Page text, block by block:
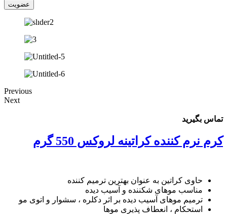
Previous
Next
تماس بگیرید
کرم نرم کننده کراتینه لروکس 550 گرم
حاوی کراتین به عنوان بهترین ترمیم کننده
مناسب موهای شکننده و آسیب دیده
ترمیم موهای آسیب دیده بر اثر دکلره ، سشوار و اتوی مو
استحکام ، انعطاف پذیری موها